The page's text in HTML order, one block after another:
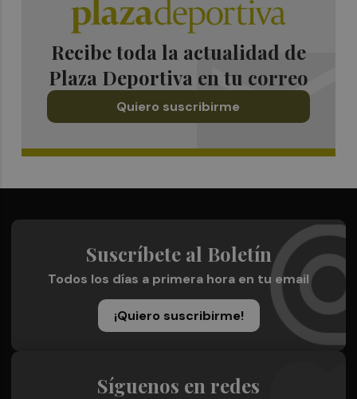
Recibe toda la actualidad de
Plaza Deportiva en tu correo
Quiero suscribirme
Suscríbete al Boletín
Todos los días a primera hora en tu email
¡Quiero suscribirme!
Síguenos en redes